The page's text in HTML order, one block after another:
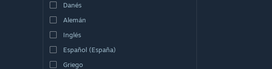
Danés
Alemán
Inglés
Español (España)
Griego